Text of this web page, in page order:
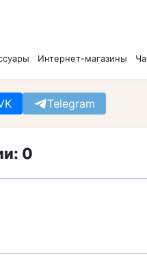
Интернет-магазины
Telegram
0